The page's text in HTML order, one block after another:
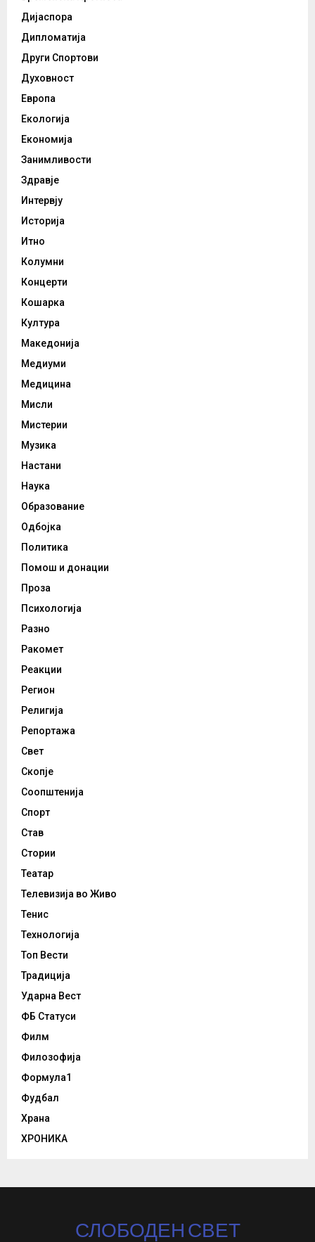
Дијаспора
Дипломатија
Други Спортови
Духовност
Европа
Екологија
Економија
Занимливости
Здравје
Интервју
Историја
Итно
Колумни
Концерти
Кошарка
Култура
Македонија
Медиуми
Медицина
Мисли
Мистерии
Музика
Настани
Наука
Образование
Одбојка
Политика
Помош и донации
Проза
Психологија
Разно
Ракомет
Реакции
Регион
Религија
Репортажа
Свет
Скопје
Соопштенија
Спорт
Став
Стории
Театар
Телевизија во Живо
Тенис
Технологија
Топ Вести
Традиција
Ударна Вест
ФБ Статуси
Филм
Филозофија
Формула1
Фудбал
Храна
ХРОНИКА
СЛОБОДЕН СВЕТ